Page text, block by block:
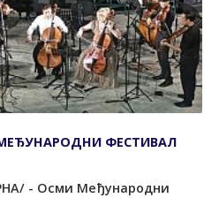
ФЕСТИВАЛ
- Осми Међународни